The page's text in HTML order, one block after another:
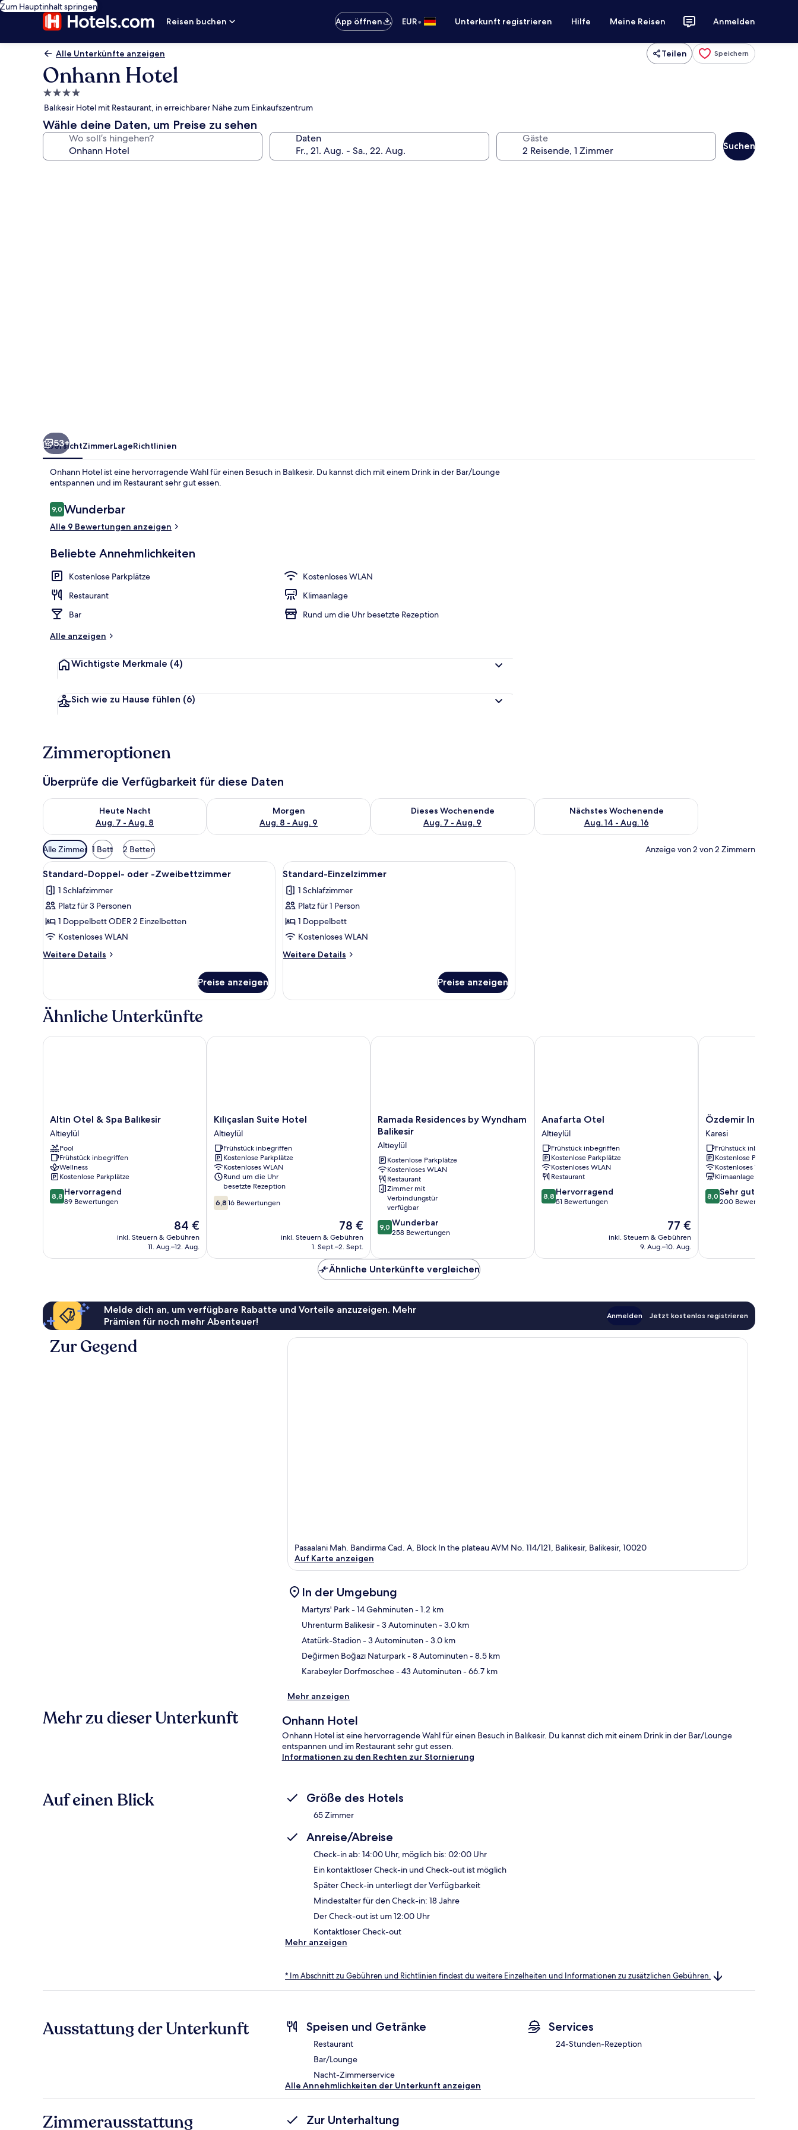
Zum Hauptinhalt springen
Reisen buchen
App öffnen EUR• Unterkunft registrieren Hilfe Meine Reisen Anmelden
Alle Unterkünfte anzeigen Teilen Speichern
Onhann Hotel
4.0-
Sterne-
Unterkunft
Balıkesir Hotel mit Restaurant, in erreichbarer Nähe zum Einkaufszentrum
Wähle deine Daten, um Preise zu sehen
Wo soll’s hingehen? Daten Gäste
Suchen
53+
ÜbersichtZimmerLageRichtlinien
Onhann Hotel ist eine hervorragende Wahl für einen Besuch in Balıkesir. Du kannst dich mit einem Drink in der Bar/Lounge
entspannen und im Restaurant sehr gut essen.
Bewertungen
9,09,0 von 10.
Wunderbar
Alle 9 Bewertungen anzeigen
Beliebte Annehmlichkeiten
Kostenlose Parkplätze
Kostenloses WLAN
Restaurant
Klimaanlage
Bar
Rund um die Uhr besetzte Rezeption
Alle anzeigen
Wichtigste Merkmale (4)
Sich wie zu Hause fühlen (6)
Zimmeroptionen
Überprüfe die Verfügbarkeit für diese Daten
Heute Nacht
Aug. 7 - Aug. 8
Überprüfe die Verfügbarkeit für heute Nacht, Aug. 7 - Aug. 8.
Morgen
Aug. 8 - Aug. 9
Überprüfe die Verfügbarkeit für morgen, Aug. 8 - Aug. 9.
Dieses Wochenende
Aug. 7 - Aug. 9
Überprüfe die Verfügbarkeit für dieses Wochenende, Aug. 7 - Aug. 9.
Nächstes Wochenende
Aug. 14 - Aug. 16
Überprüfe die Verfügbarkeit für nächstes Wochenende, Aug.
Verfügbare
Filter
für
Zimmer
Alle Zimmer 1 Bett 2 Betten Anzeige von 2 von 2 Zimmern
Alle
Fotos
für
Standard-
Doppel-
oder
-
Zweibettzimmer
Standard-Doppel- oder -Zweibettzimmer | Bettwäsche aus ägyptischer Baumwolle, hochwertige Bettwaren, Minibar
7
Standard-Doppel- oder -Zweibettzimmer
1 Schlafzimmer
Platz für 3 Personen
1 Doppelbett ODER 2 Einzelbetten
Kostenloses WLAN
Weitere Details
Weitere
Doppel-
oder
-
Preise anzeigen
Alle
Fotos
für
Standard-
Einzelzimmer
anzeigen
Bettwäsche aus ägyptischer Baumwolle, hochwertige Bettwaren, Minibar
6
Standard-Einzelzimmer
1 Schlafzimmer
Platz für 1 Person
1 Doppelbett
Kostenloses WLAN
Weitere Details
Weitere
Einzelzimmer
Preise anzeigen
Ähnliche Unterkünfte
Altın
Otel
&
Spa
Balıkesir
Altıeylül
Altın Otel & Spa Balıkesir
Altıeylül
Pool
Frühstück inbegriffen
Wellness
Kostenlose Parkplätze
8.8
von
8,8 Hervorragend
89 Bewertungen
Der
Preis
beträgt
84 €
inkl. Steuern & Gebühren
11. Aug.–12. Aug.
Altın Otel & Spa Balıkesir
Kılıçaslan
Suite
Hotel
Altıeylül
Kılıçaslan Suite Hotel
Altıeylül
Frühstück inbegriffen
Kostenlose Parkplätze
Kostenloses WLAN
Rund um die Uhr
besetzte Rezeption
6.8
von
6,8 16 Bewertungen
Der
Preis
beträgt
78 €
inkl. Steuern & Gebühren
1. Sept.–2. Sept.
Kılıçaslan Suite Hotel
Ramada
Residences
Wyndham
Balikesir
Altıeylül
Ramada Residences by Wyndham
Balikesir
Altıeylül
Kostenlose Parkplätze
Kostenloses WLAN
Restaurant
Zimmer mit
Verbindungstür
verfügbar
9.0
von
258
Bewertungen
9,0 Wunderbar
258 Bewertungen
Ramada Residences by Wyndham Balikesir
Anafarta
Otel
Altıeylül
Anafarta Otel
Altıeylül
Frühstück inbegriffen
Kostenlose Parkplätze
Kostenloses WLAN
Restaurant
8.8
von
8,8 Hervorragend
51 Bewertungen
Der
Preis
beträgt
77 €
inkl. Steuern & Gebühren
9. Aug.–10. Aug.
Anafarta Otel
Özdemir
Inn
Otel
Karesi
Özdemir Inn Otel
Karesi
Frühstück inbegriffen
Kostenlose Parkplätze
Kostenloses WLAN
Klimaanlage
8.0
von
Bewertungen
8,0 Sehr gut
200 Bewertungen
Özdemir Inn Otel
Ähnliche Unterkünfte vergleichen
Melde dich an, um verfügbare Rabatte und Vorteile anzuzeigen. Mehr
Prämien für noch mehr Abenteuer!
Anmelden Jetzt kostenlos registrieren
Zur Gegend
Pasaalani Mah. Bandirma Cad. A, Block In the plateau AVM No. 114/121, Balikesir, Balikesir, 10020
Auf Karte anzeigen
In der Umgebung
Martyrs' Park- 14 Gehminuten- 1.2 km
Uhrenturm Balikesir- 3 Autominuten- 3.0 km
Atatürk-Stadion- 3 Autominuten- 3.0 km
Değirmen Boğazı Naturpark- 8 Autominuten- 8.5 km
Karabeyler Dorfmoschee- 43 Autominuten- 66.7 km
Mehr anzeigen
Mehr zu dieser Unterkunft Onhann Hotel
Onhann Hotel ist eine hervorragende Wahl für einen Besuch in Balıkesir. Du kannst dich mit einem Drink in der Bar/Lounge
entspannen und im Restaurant sehr gut essen.
Informationen zu den Rechten zur Stornierung
Auf einen Blick Größe des Hotels
65 Zimmer
Anreise/Abreise
Check-in ab: 14:00 Uhr, möglich bis: 02:00 Uhr
Ein kontaktloser Check-in und Check-out ist möglich
Später Check-in unterliegt der Verfügbarkeit
Mindestalter für den Check-in: 18 Jahre
Der Check-out ist um 12:00 Uhr
Kontaktloser Check-out
Mehr anzeigen
* Im Abschnitt zu Gebühren und Richtlinien findest du weitere Einzelheiten und Informationen zu zusätzlichen Gebühren.
Ausstattung der Unterkunft Speisen und Getränke
Restaurant
Bar/Lounge
Nacht-Zimmerservice
Services
24-Stunden-Rezeption
Alle Annehmlichkeiten der Unterkunft anzeigen
Zimmerausstattung Zur Unterhaltung